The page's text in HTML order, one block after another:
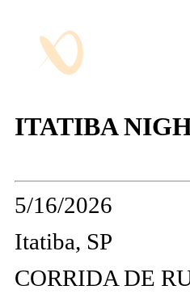
ITATIBA
5/16/2026
Itatiba, SP
CORRIDA DE